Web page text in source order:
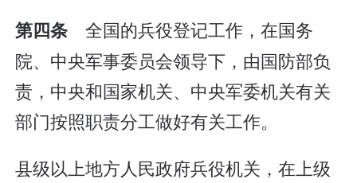
第四条全国的兵役登记工作，在国务
院、中央军事委员会领导下，由国防部负
责，中央和国家机关、中央军委机关有关
部门按照职责分工做好有关工作。
县级以上地方人民政府兵役机关，在上级